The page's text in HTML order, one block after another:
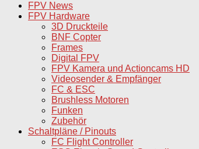
FPV News
FPV Hardware
3D Druckteile
BNF Copter
Frames
Digital FPV
FPV Kamera und Actioncams HD
Videosender & Empfänger
FC & ESC
Brushless Motoren
Funken
Zubehör
Schaltpläne / Pinouts
FC Flight Controller